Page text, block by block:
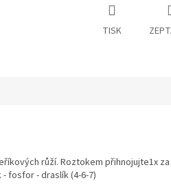
TISK
růží. Roztokem přihnojujte1x za
fosfor - draslík (4-6-7)